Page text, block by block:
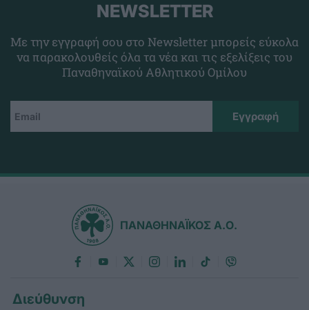
NEWSLETTER
Με την εγγραφή σου στο Newsletter μπορείς εύκολα
να παρακολουθείς όλα τα νέα και τις εξελίξεις του
Παναθηναϊκού Αθλητικού Ομίλου
ΠΑΝΑΘΗΝΑΪΚΟΣ Α.Ο.
Διεύθυνση